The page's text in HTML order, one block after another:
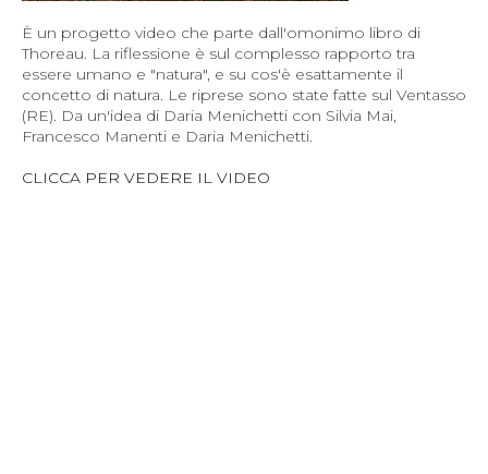
È un progetto video che parte dall'omonimo libro di
Thoreau. La riflessione è sul complesso rapporto tra
essere umano e "natura", e su cos'è esattamente il
concetto di natura. Le riprese sono state fatte sul Ventasso
(RE). Da un'idea di Daria Menichetti con Silvia Mai,
Francesco Manenti e Daria Menichetti.
CLICCA PER VEDERE IL VIDEO